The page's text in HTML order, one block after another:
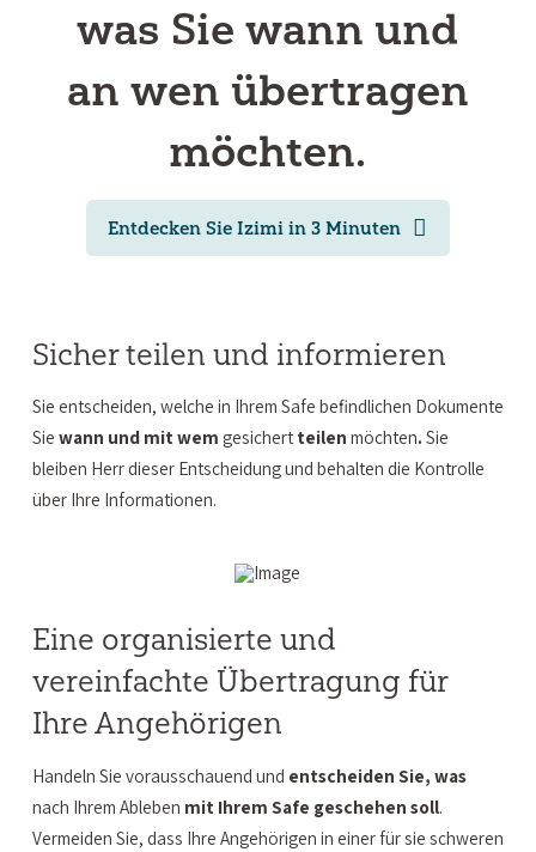
was Sie wann und
an wen übertragen
möchten.
Entdecken Sie Izimi in 3 Minuten
Sicher teilen und informieren
Sie entscheiden, welche in Ihrem Safe befindlichen Dokumente
Sie wann und mit wem gesichertteilen möchten.Sie
bleiben Herr dieser Entscheidung und behalten die Kontrolle
über Ihre Informationen.
Eine organisierte und
vereinfachte Übertragung für
Ihre Angehörigen
Handeln Sie vorausschauend und entscheiden Sie, was
nach Ihrem Ableben mit Ihrem Safe geschehen soll.
Vermeiden Sie, dass Ihre Angehörigen in einer für sie schweren